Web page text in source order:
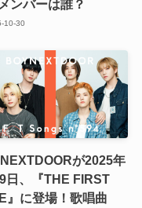
ンバーは誰？
10-30
が2025年
日、『THE FIRST
』に登場！歌唱曲